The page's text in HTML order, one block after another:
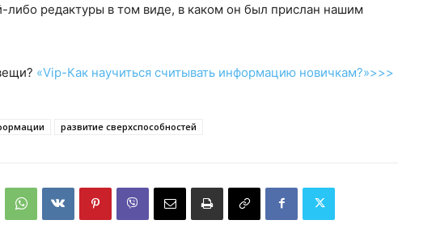
либо редактуры в том виде, в каком он был прислан нашим
«Vip-Как научиться считывать информацию новичкам?»>>>
развитие сверхспособностей